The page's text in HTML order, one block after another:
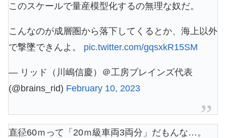
このスケールで量産模型化するの無理な奴だ。
こんなのが成層圏から落下してくるとか、海上以外
で撃墜できんよ。 pic.twitter.com/gqsxkR15SM
— リッド（川嶋信慶）＠工房ブレインズ代表
(@brains_rid) February 10, 2023
直径60ｍって「20ｍ級車両3両分」だもんな…。